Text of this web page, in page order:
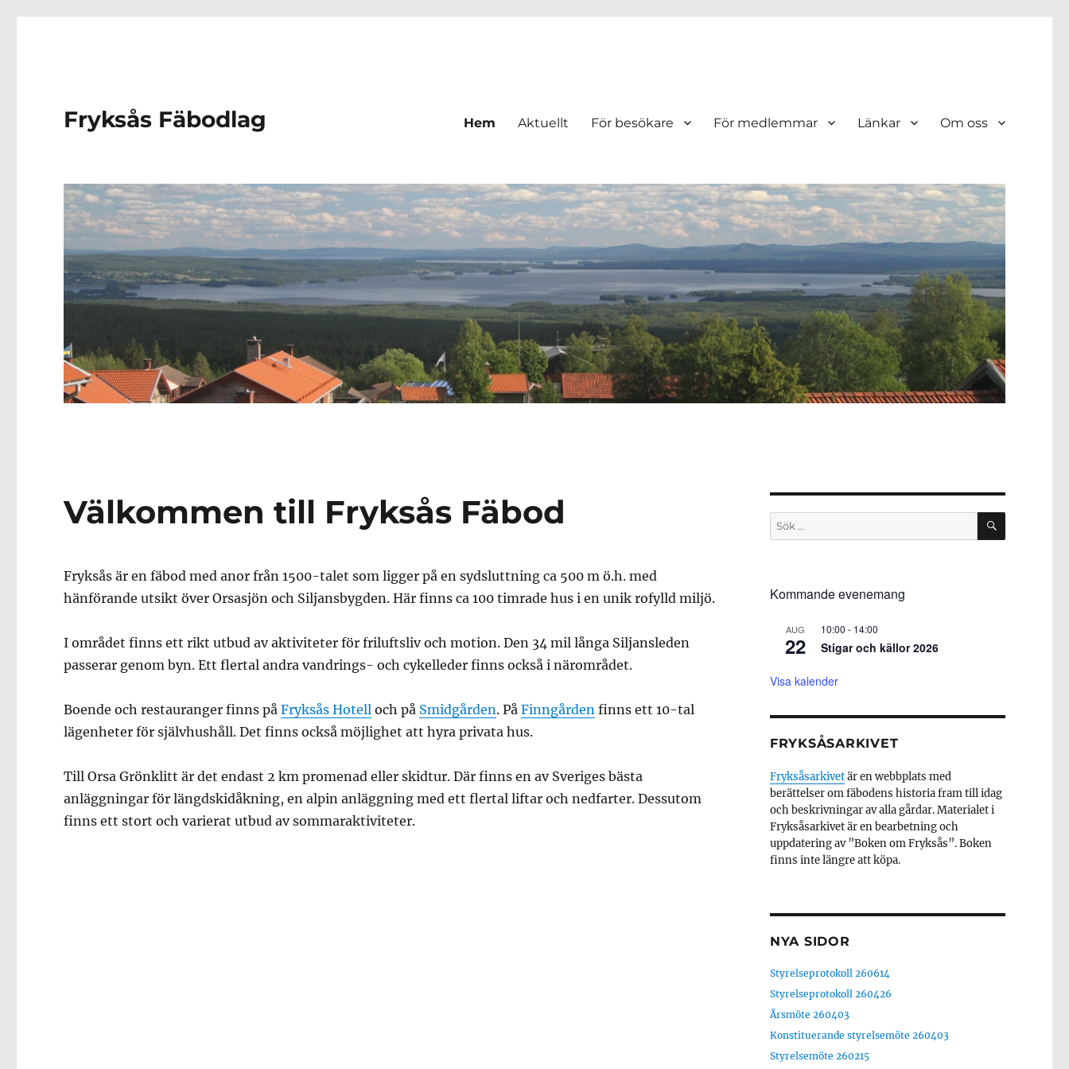
Fryksås Fäbodlag Hem Aktuellt För besökare För medlemmar Länkar Om oss
Välkommen till Fryksås Fäbod
Fryksås är en fäbod med anor från 1500-talet som ligger på en sydsluttning ca 500 m ö.h. med
hänförande utsikt över Orsasjön och Siljansbygden. Här finns ca 100 timrade hus i en unik rofylld miljö.
I området finns ett rikt utbud av aktiviteter för friluftsliv och motion. Den 34 mil långa Siljansleden
passerar genom byn. Ett flertal andra vandrings- och cykelleder finns också i närområdet.
Boende och restauranger finns påFryksås Hotell och på Smidgården. PåFinngården finns ett 10-tal
lägenheter för självhushåll. Det finns också möjlighet att hyra privata hus.
Till Orsa Grönklitt är det endast 2 km promenad eller skidtur. Där finns en av Sveriges bästa
anläggningar för längdskidåkning, en alpin anläggning med ett flertal liftar och nedfarter. Dessutom
finns ett stort och varierat utbud av sommaraktiviteter.
Sök
efter:
SÖK
Kommande evenemang
AUG
22
10:00 - 14:00
Stigar och källor 2026
Visa kalender
FRYKSÅSARKIVET
Fryksåsarkivetär en webbplats med
berättelser om fäbodens historia fram till idag
och beskrivningar av alla gårdar. Materialet i
Fryksåsarkivet är en bearbetning och
uppdatering av ”Boken om Fryksås”. Boken
finns inte längre att köpa.
NYA SIDOR
Styrelseprotokoll 260614
Styrelseprotokoll 260426
Årsmöte 260403
Konstituerande styrelsemöte 260403
Styrelsemöte 260215